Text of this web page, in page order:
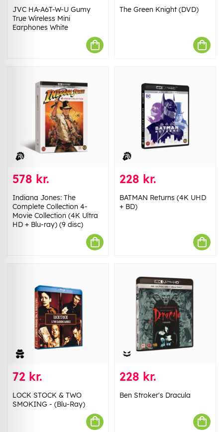
JVC HA-A6T-W-U Gumy
True Wireless Mini
Earphones White
The Green Knight (DVD)
578 kr.
Indiana Jones: The
Complete Collection 4-
Movie Collection (4K Ultra
HD + Blu-ray) (9 disc)
228 kr.
BATMAN Returns (4K UHD
+ BD)
72 kr.
LOCK STOCK & TWO
SMOKING - (Blu-Ray)
228 kr.
Ben Stroker's Dracula